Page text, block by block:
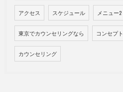
アクセス スケジュール メニュー2
東京でカウンセリングなら コンセプト
カウンセリング